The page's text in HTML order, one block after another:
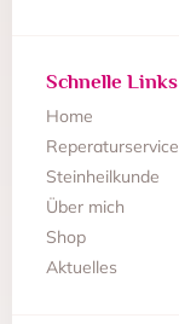
Schnelle Links
Home
Reperaturservice
Steinheilkunde
Über mich
Shop
Aktuelles